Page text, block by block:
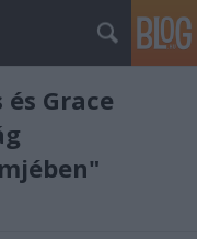
Grace